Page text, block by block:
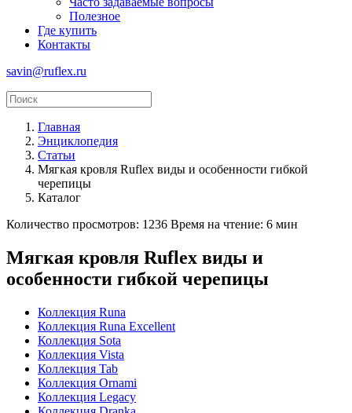
Полезное
Где купить
Контакты
savin@ruflex.ru
Главная
Энциклопедия
Статьи
Мягкая кровля Ruflex виды и особенности гибкой
черепицы
Каталог
Количество просмотров: 1236 Время на чтение: 6 мин
Мягкая кровля Ruflex виды и
особенности гибкой черепицы
Коллекция Runa
Коллекция Runa Excellent
Коллекция Sota
Коллекция Vista
Коллекция Tab
Коллекция Ornami
Коллекция Legacy